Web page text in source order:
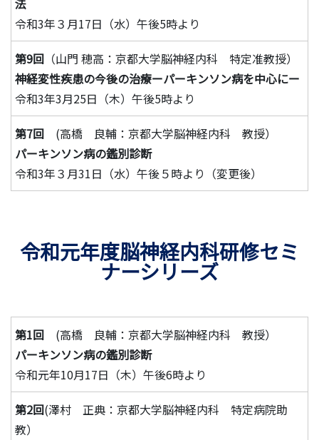
法
令和3年３月17日（水）午後5時より
第9回 （山門 穂高：京都大学脳神経内科 特定准教授）
神経変性疾患の今後の治療ーパーキンソン病を中心にー
令和3年3月25日（木）午後5時より
第7回 (高橋 良輔：京都大学脳神経内科 教授）
パーキンソン病の鑑別診断
令和3年３月31日（水）午後５時より（変更後）
令和元年度脳神経内科研修セミ
ナーシリーズ
第1回 (高橋 良輔：京都大学脳神経内科 教授）
パーキンソン病の鑑別診断
令和元年10月17日（木）午後6時より
第2回(澤村 正典：京都大学脳神経内科 特定病院助
教）